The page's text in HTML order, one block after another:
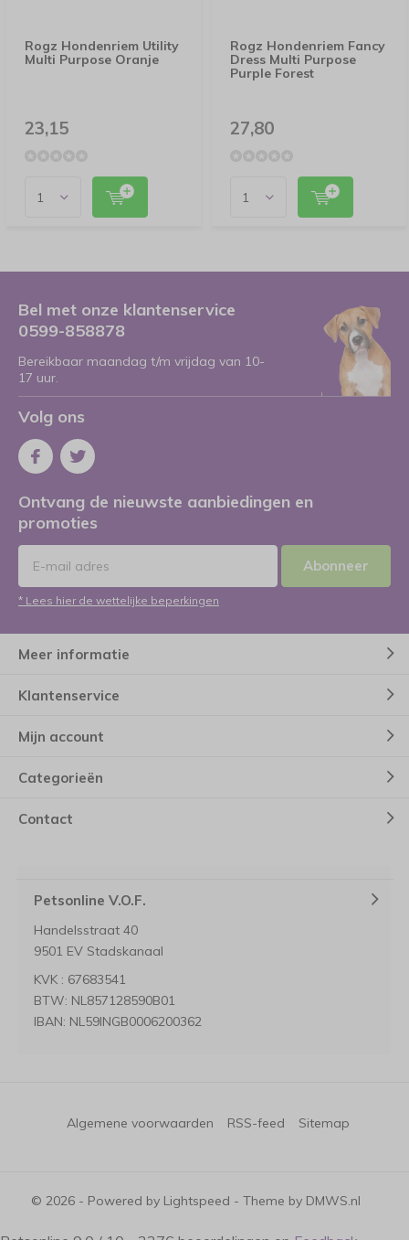
Rogz Hondenriem Utility
Multi Purpose Oranje
23,15
Rogz Hondenriem Fancy
Dress Multi Purpose
Purple Forest
27,80
Bel met onze klantenservice
0599-858878
Bereikbaar maandag t/m vrijdag van 10-
17 uur.
Volg ons
Ontvang de nieuwste aanbiedingen en
promoties
Abonneer
* Lees hier de wettelijke beperkingen
Meer informatie
Klantenservice
Mijn account
Categorieën
Contact
Petsonline V.O.F.
Handelsstraat 40
9501 EV Stadskanaal
KVK : 67683541
BTW: NL857128590B01
IBAN: NL59INGB0006200362
© 2026 - Powered by Lightspeed - Theme by DMWS.nl
Algemene voorwaarden RSS-feed Sitemap